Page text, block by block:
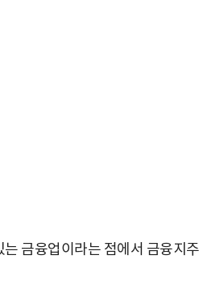
금융업이라는 점에서 금융지